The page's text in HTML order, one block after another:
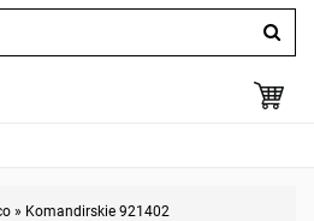
» Komandirskie 921402